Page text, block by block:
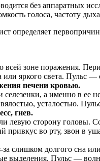
без аппаратных
голоса, частоту
определяет
всей зоне поражения.
или яркого света.
печени кровью.
а именно в ее
вялостью, усталостью.
гнев.
левую сторону головы.
привкус во рту, звон
за слишком долгого сна
выделения. Пульс —